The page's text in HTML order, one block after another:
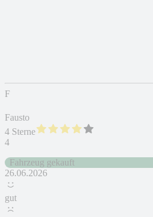
F
Fausto
4 Sterne
4
Fahrzeug gekauft
26.06.2026
gut